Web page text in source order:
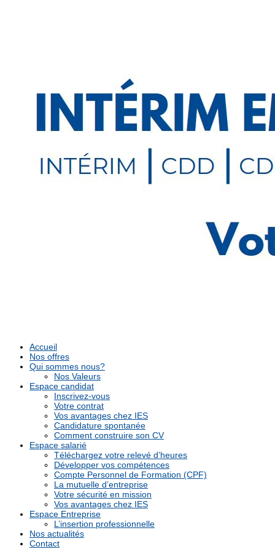
Accueil
Nos offres
Qui sommes nous?
Nos Valeurs
Espace candidat
Inscrivez-vous
Votre contrat
Vos avantages chez IES
Candidature spontanée
Comment construire son CV
Espace salarié
Téléchargez votre relevé d’heures
Développer vos compétences
Compte Personnel de Formation (CPF)
La mutuelle d’entreprise
Votre sécurité en mission
Vos avantages chez IES
Espace Entreprise
L’insertion professionnelle
Nos actualités
Contact